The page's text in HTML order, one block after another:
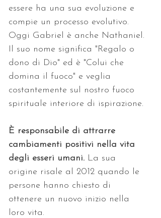
essere ha una sua evoluzione e
compie un processo evolutivo.
Oggi Gabriel è anche Nathaniel.
Il suo nome significa "Regalo o
dono di Dio" ed è "Colui che
domina il fuoco" e veglia
costantemente sul nostro fuoco
spirituale interiore di ispirazione.
È responsabile di attrarre
cambiamenti positivi nella vita
degli esseri umani. La sua
origine risale al 2012 quando le
persone hanno chiesto di
ottenere un nuovo inizio nella
loro vita.